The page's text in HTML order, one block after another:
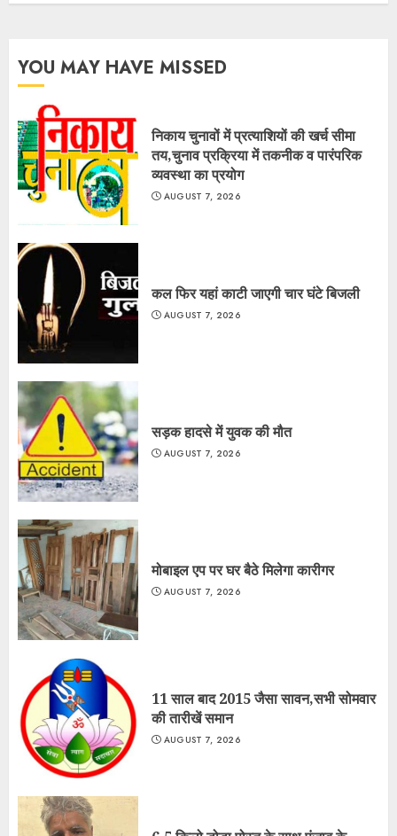
YOU MAY HAVE MISSED
निकाय चुनावों में प्रत्याशियों की खर्च सीमा
तय,चुनाव प्रक्रिया में तकनीक व पारंपरिक
व्यवस्था का प्रयोग
AUGUST 7, 2026
कल फिर यहां काटी जाएगी चार घंटे बिजली
AUGUST 7, 2026
सड़क हादसे में युवक की मौत
AUGUST 7, 2026
मोबाइल एप पर घर बैठे मिलेगा कारीगर
AUGUST 7, 2026
11 साल बाद 2015 जैसा सावन,सभी सोमवार
की तारीखें समान
AUGUST 7, 2026